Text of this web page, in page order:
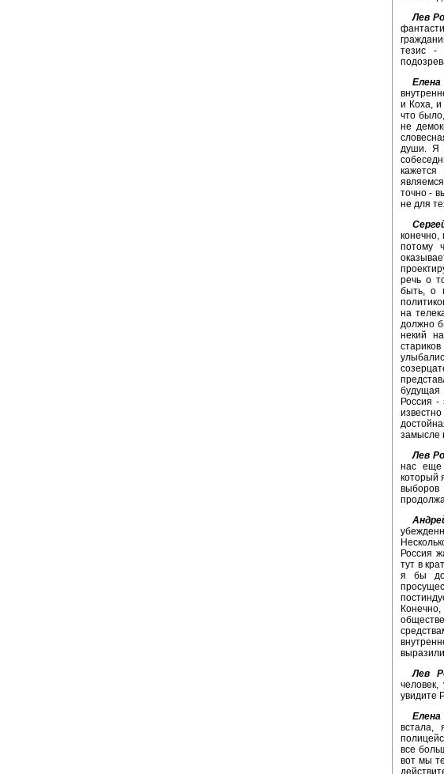
Лев
тезис -
и Коха, и
что
не
души. Я
точно -
не для
конечно,
потому
речь о
быть, о
на
должно
некий
будущая
Россия -
замысле
Лев
нас еще
который
Россия
тут в
я бы
Лев
увидите
встала,
все
вот мы